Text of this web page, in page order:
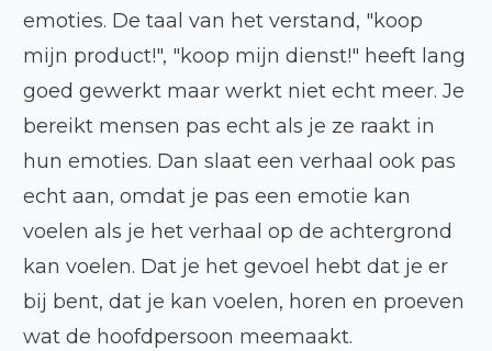
emoties. De taal van het verstand, "koop
mijn product!", "koop mijn dienst!" heeft lang
goed gewerkt maar werkt niet echt meer. Je
bereikt mensen pas echt als je ze raakt in
hun emoties. Dan slaat een verhaal ook pas
echt aan, omdat je pas een emotie kan
voelen als je het verhaal op de achtergrond
kan voelen. Dat je het gevoel hebt dat je er
bij bent, dat je kan voelen, horen en proeven
wat de hoofdpersoon meemaakt.